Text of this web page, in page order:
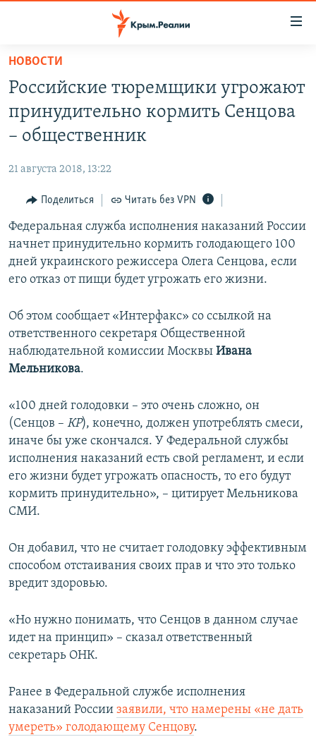
Вернуться
основному
содержанию
Вернутся
главной
навигации
Вернутся
поиску
ГРУЗ 200
11 ЛЕТ ОККУПАЦИИ КРЫМА. 11 ИСТОРИЙ СОПРОТИВЛЕНИЯ
ВОДА
ЕЩЕ
ИНТЕРАКТИВ
ИНФОГРАФИКА
ТЕЛЕПРОЕКТ КРЫМ.РЕАЛИИ
СОВЕТЫ ПРАВОЗАЩИТНИКОВ
ПОБЕДИТЕЛЕЙ НЕ СУДЯТ?
КРЫМ.НЕПОКОРЕННЫЙ
УКРАИНСКАЯ ПРОБЛЕМА КРЫМА
РАДІО СВОБОДА
КАК ОБОЙТИ БЛОКИРОВКУ
Українською
Все сайты RFE/RL
НОВОСТИ
Российские тюремщики угрожают
принудительно кормить Сенцова
– общественник
21 августа 2018, 13:22
Поделиться Читать без VPN
Федеральная служба исполнения наказаний России
начнет принудительно кормить голодающего 100
дней украинского режиссера Олега Сенцова, если
его отказ от пищи будет угрожать его жизни.
Об этом сообщает «Интерфакс» со ссылкой на
ответственного секретаря Общественной
наблюдательной комиссии Москвы Ивана
Мельникова.
«100 дней голодовки – это очень сложно, он
(Сенцов – КР), конечно, должен употреблять смеси,
иначе бы уже скончался. У Федеральной службы
исполнения наказаний есть свой регламент, и если
его жизни будет угрожать опасность, то его будут
кормить принудительно», – цитирует Мельникова
СМИ.
Он добавил, что не считает голодовку эффективным
способом отстаивания своих прав и что это только
вредит здоровью.
«Но нужно понимать, что Сенцов в данном случае
идет на принцип» – сказал ответственный
секретарь ОНК.
Ранее в Федеральной службе исполнения
наказаний России заявили, что намерены «не дать
умереть» голодающему Сенцову.